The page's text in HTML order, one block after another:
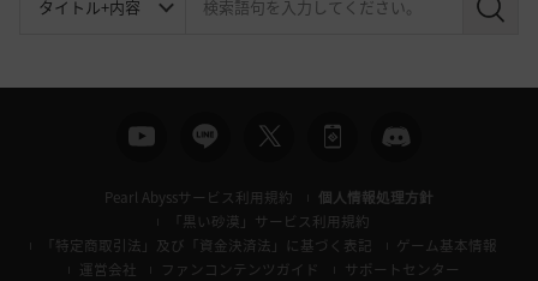
検
Pearl Abyssサービス利用規約
個人情報処理方針
「黒い砂漠」サービス利用規約
「特定商取引法」及び「資金決済法」に基づく表記
ゲーム基本情報
運営会社
ファンコンテンツガイド
サポートセンター